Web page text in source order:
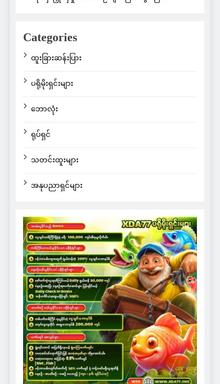
Categories
ထူးခြားဆန်းပြား
ပရိုမိုးရှင်းများ
ဘောလုံး
ရုပ်ရှင်
သတင်းထူးများ
အနုပညာရှင်များ